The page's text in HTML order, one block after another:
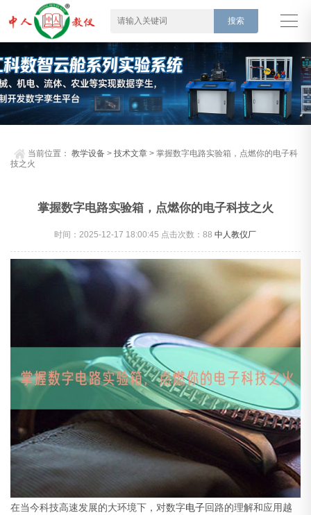
当前位置：教学设备 >技术文章 > 掌握数字电路实验箱，点燃你的电子科
技之火
掌握数字电路实验箱，点燃你的电子科技之火
时间：2025-12-17 18:00:45 点击次数：88中人教仪厂
在当今科技高速发展的大环境下，对数字电子回路的理解和应用越